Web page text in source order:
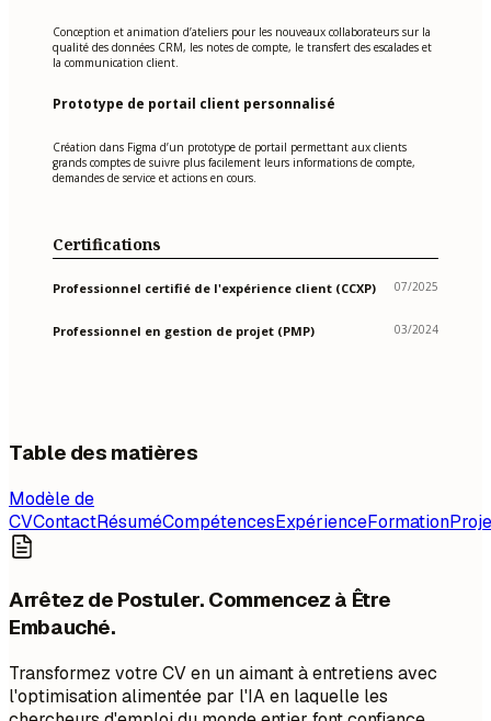
Conception et animation d’ateliers pour les nouveaux collaborateurs sur la
qualité des données CRM, les notes de compte, le transfert des escalades et
la communication client.
Prototype de portail client personnalisé
Création dans Figma d’un prototype de portail permettant aux clients
grands comptes de suivre plus facilement leurs informations de compte,
demandes de service et actions en cours.
Certifications
Professionnel certifié de l'expérience client (CCXP) 07/2025
Professionnel en gestion de projet (PMP) 03/2024
Table des matières
Modèle de
CVContactRésuméCompétencesExpérienceFormation
Arrêtez de Postuler. Commencez à Être
Embauché.
Transformez votre CV en un aimant à entretiens avec
l'optimisation alimentée par l'IA en laquelle les